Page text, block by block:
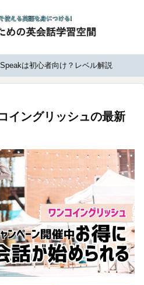
は初心者向け？レベル解説
イングリッシュの最新